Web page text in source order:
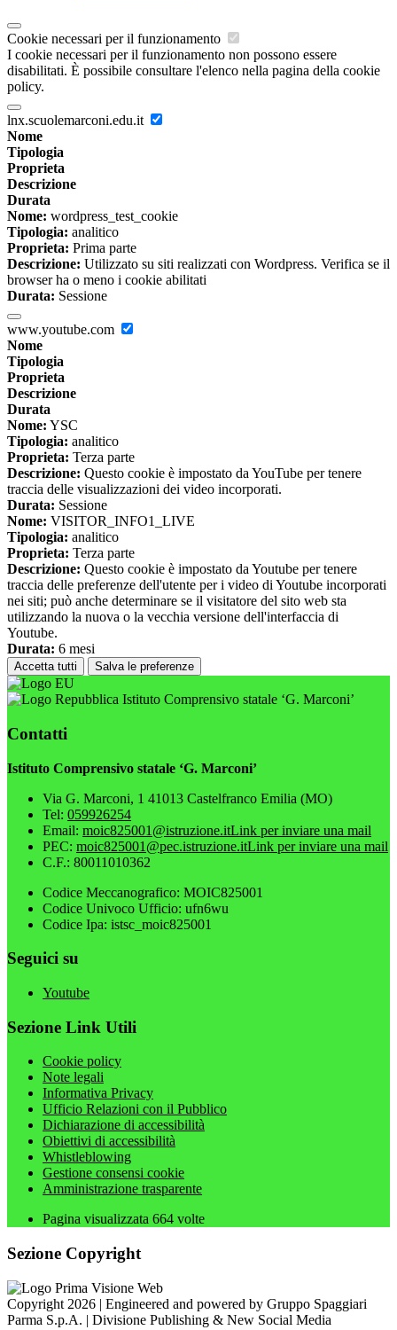
Cookie necessari per il funzionamento
I cookie necessari per il funzionamento non possono essere
disabilitati. È possibile consultare l'elenco nella pagina della cookie
policy.
lnx.scuolemarconi.edu.it
Nome
Tipologia
Proprieta
Descrizione
Durata
Nome: wordpress_test_cookie
Tipologia: analitico
Proprieta: Prima parte
Descrizione: Utilizzato su siti realizzati con Wordpress. Verifica se il
browser ha o meno i cookie abilitati
Durata: Sessione
www.youtube.com
Nome
Tipologia
Proprieta
Descrizione
Durata
Nome: YSC
Tipologia: analitico
Proprieta: Terza parte
Descrizione: Questo cookie è impostato da YouTube per tenere
traccia delle visualizzazioni dei video incorporati.
Durata: Sessione
Nome: VISITOR_INFO1_LIVE
Tipologia: analitico
Proprieta: Terza parte
Descrizione: Questo cookie è impostato da Youtube per tenere
traccia delle preferenze dell'utente per i video di Youtube incorporati
nei siti; può anche determinare se il visitatore del sito web sta
utilizzando la nuova o la vecchia versione dell'interfaccia di
Youtube.
Durata: 6 mesi
Accetta tutti Salva le preferenze
Istituto Comprensivo statale ‘G. Marconi’
Contatti
Istituto Comprensivo statale ‘G. Marconi’
Via G. Marconi, 1 41013 Castelfranco Emilia (MO)
Tel: 059926254
Email: moic825001@istruzione.itLink per inviare una mail
PEC: moic825001@pec.istruzione.itLink per inviare una mail
C.F.: 80011010362
Codice Meccanografico: MOIC825001
Codice Univoco Ufficio: ufn6wu
Codice Ipa: istsc_moic825001
Seguici su
Youtube
Sezione Link Utili
Cookie policy
Note legali
Informativa Privacy
Ufficio Relazioni con il Pubblico
Dichiarazione di accessibilità
Obiettivi di accessibilità
Whistleblowing
Gestione consensi cookie
Amministrazione trasparente
Pagina visualizzata 664 volte
Sezione Copyright
Copyright 2026 | Engineered and powered by Gruppo Spaggiari
Parma S.p.A. | Divisione Publishing & New Social Media